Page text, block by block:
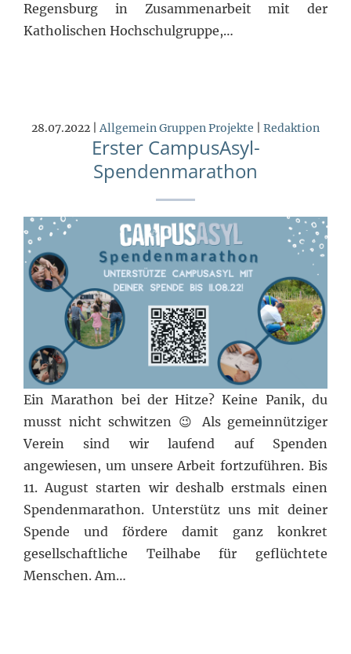
Regensburg in Zusammenarbeit mit der
Katholischen Hochschulgruppe,…
28.07.2022 |AllgemeinGruppenProjekte Redaktion
Erster CampusAsyl-
Spendenmarathon
Ein Marathon bei der Hitze? Keine Panik, du
musst nicht schwitzen 😉 Als gemeinnütziger
Verein sind wir laufend auf Spenden
angewiesen, um unsere Arbeit fortzuführen. Bis
11. August starten wir deshalb erstmals einen
Spendenmarathon. Unterstütz uns mit deiner
Spende und fördere damit ganz konkret
gesellschaftliche Teilhabe für geflüchtete
Menschen. Am…